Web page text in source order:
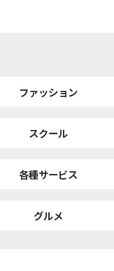
ファッション
スクール
各種サービス
グルメ